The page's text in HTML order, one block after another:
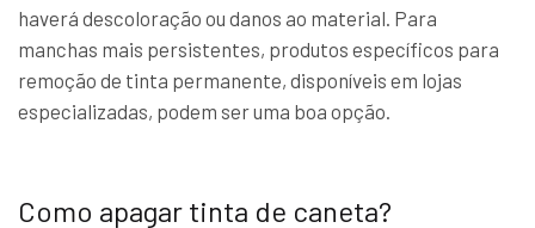
haverá descoloração ou danos ao material. Para
manchas mais persistentes, produtos específicos para
remoção de tinta permanente, disponíveis em lojas
especializadas, podem ser uma boa opção.
Como apagar tinta de caneta?